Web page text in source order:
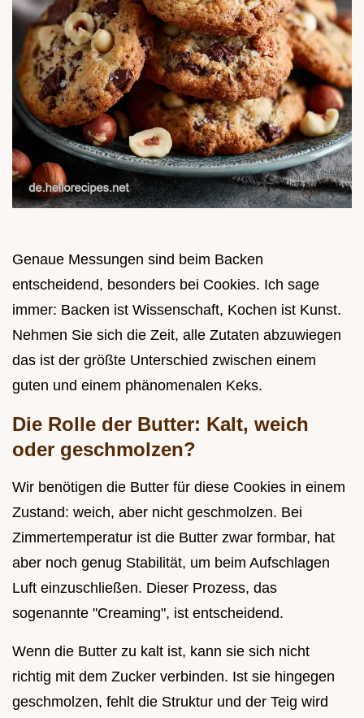
Genaue Messungen sind beim Backen
entscheidend, besonders bei Cookies. Ich sage
immer: Backen ist Wissenschaft, Kochen ist Kunst.
Nehmen Sie sich die Zeit, alle Zutaten abzuwiegen
das ist der größte Unterschied zwischen einem
guten und einem phänomenalen Keks.
Die Rolle der Butter: Kalt, weich
oder geschmolzen?
Wir benötigen die Butter für diese Cookies in einem
Zustand: weich, aber nicht geschmolzen. Bei
Zimmertemperatur ist die Butter zwar formbar, hat
aber noch genug Stabilität, um beim Aufschlagen
Luft einzuschließen. Dieser Prozess, das
sogenannte "Creaming", ist entscheidend.
Wenn die Butter zu kalt ist, kann sie sich nicht
richtig mit dem Zucker verbinden. Ist sie hingegen
geschmolzen, fehlt die Struktur und der Teig wird